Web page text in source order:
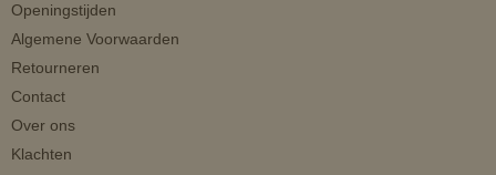
Openingstijden
Algemene Voorwaarden
Retourneren
Contact
Over ons
Klachten